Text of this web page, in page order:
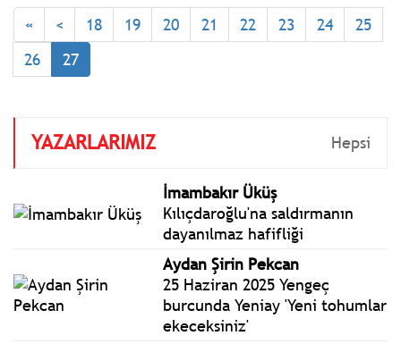
Sahip Çıkıyor’ mitinginde
konuşacak.
« < 18 19 20 21 22 23 24
25
26
27
YAZARLARIMIZ Hepsi
İmambakır Üküş
Kılıçdaroğlu'na saldırmanın
dayanılmaz hafifliği
Aydan Şirin Pekcan
25 Haziran 2025 Yengeç
burcunda Yeniay 'Yeni tohumlar
ekeceksiniz'